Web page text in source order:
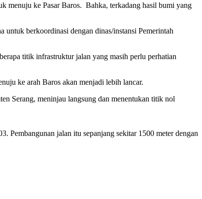
menuju ke Pasar Baros. Bahka, terkadang hasil bumi yang
untuk berkoordinasi dengan dinas/instansi Pemerintah
titik infrastruktur jalan yang masih perlu perhatian
ke arah Baros akan menjadi lebih lancar.
Serang, meninjau langsung dan menentukan titik nol
jalan itu sepanjang sekitar 1500 meter dengan